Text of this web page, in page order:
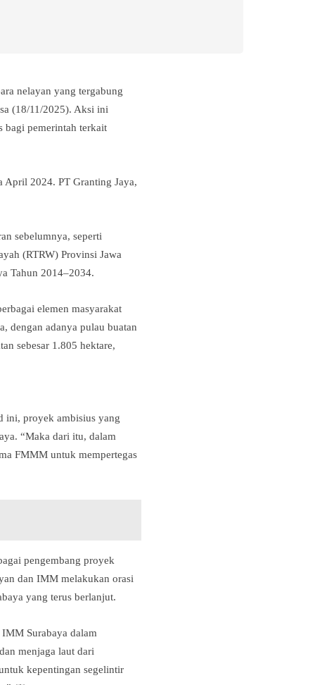
nelayan yang tergabung
(18/11/2025). Aksi ini
bagi pemerintah terkait
April 2024. PT Granting Jaya,
sebelumnya, seperti
(RTRW) Provinsi Jawa
Tahun 2014–2034.
elemen masyarakat
dengan adanya pulau buatan
sebesar 1.805 hektare,
ini, proyek ambisius yang
“Maka dari itu, dalam
FMMM untuk mempertegas
pengembang proyek
dan IMM melakukan orasi
yang terus berlanjut.
Surabaya dalam
menjaga laut dari
kepentingan segelintir